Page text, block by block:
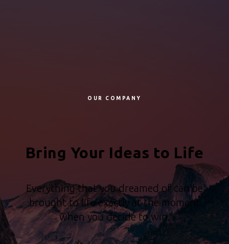
OUR COMPANY
Bring Your Ideas to Life
Everything that you dreamed of can be
brought to life exactly at the moment
when you decide to win.